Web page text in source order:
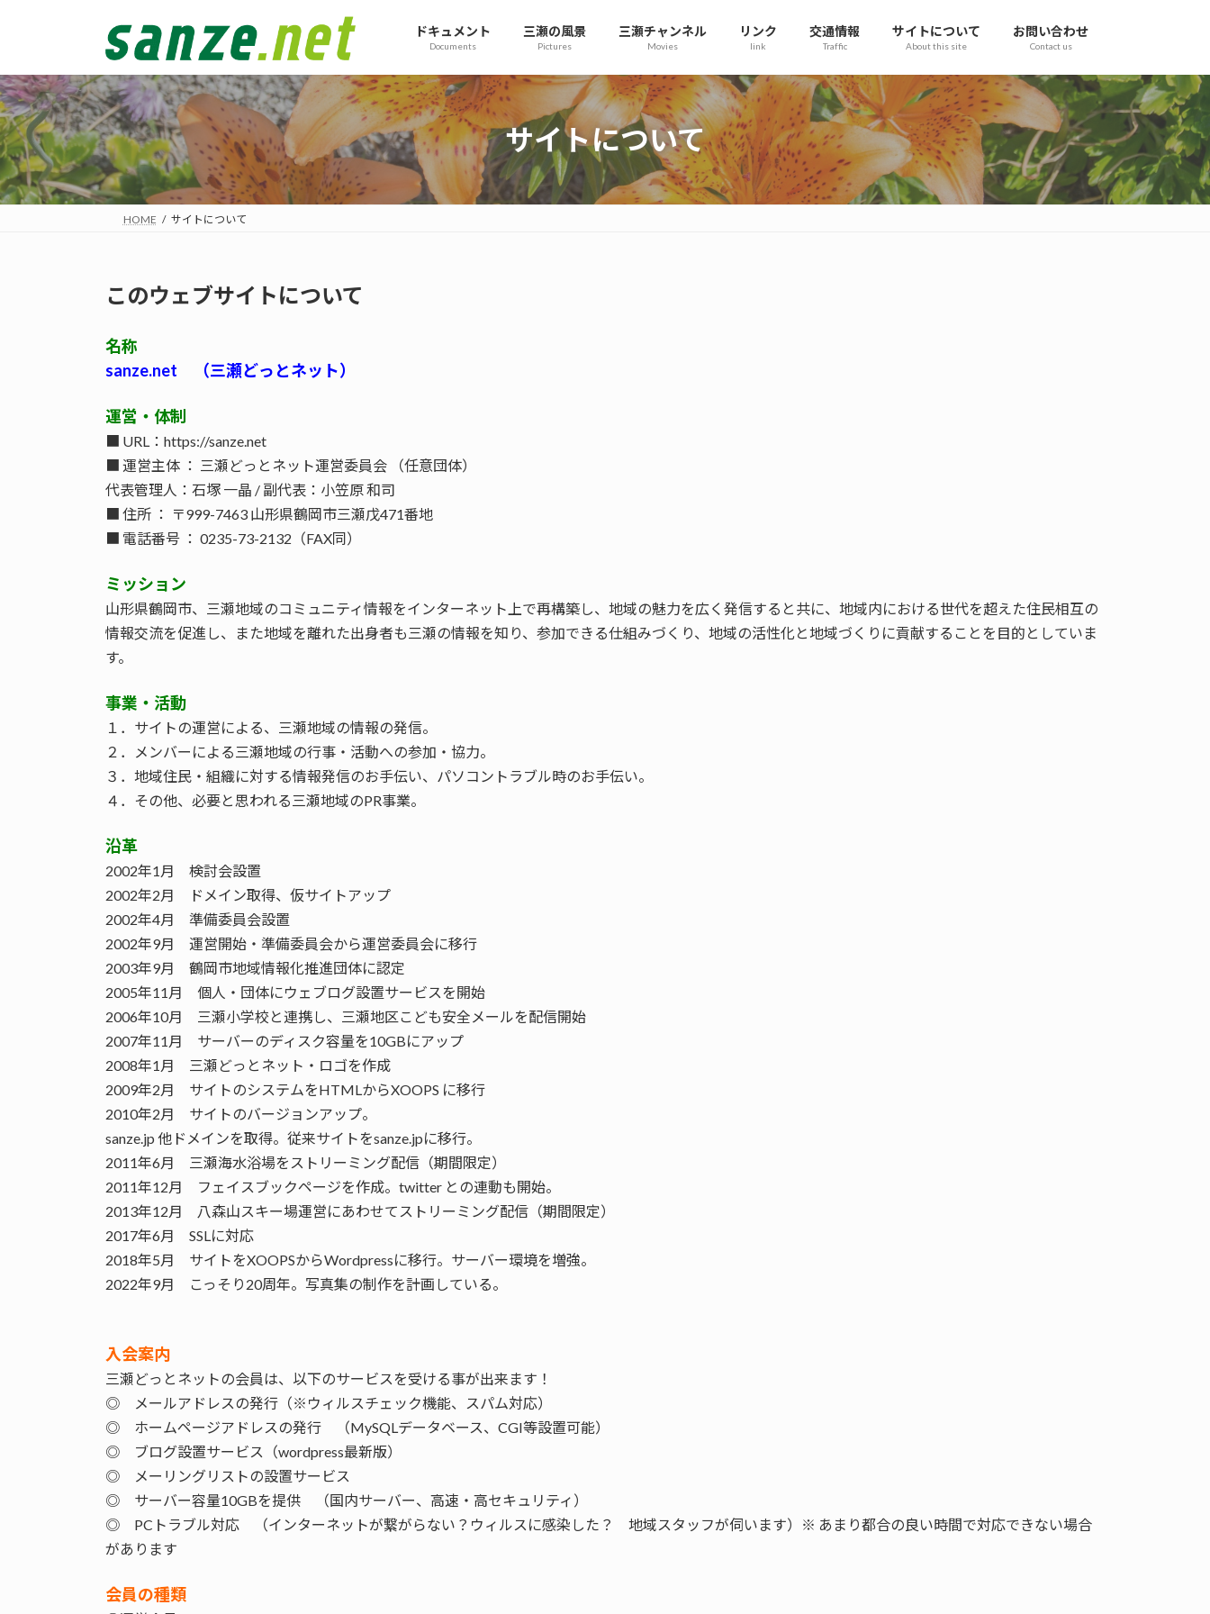
ン
ツ
へ
ス
キ
ッ
プ
ー
シ
ョ
ン
に
移
動
ドキュメント
Documents
三瀬の風景
Pictures
三瀬チャンネル
Movies
リンク
link
交通情報
Traffic
サイトについて
About this site
お問い合わせ
Contact us
サイトについて
HOME サイトについて
このウェブサイトについて
名称
sanze.net （三瀬どっとネット）
運営・体制
■ URL：https://sanze.net
■ 運営主体 ： 三瀬どっとネット運営委員会 （任意団体）
代表管理人：石塚 一晶 / 副代表：小笠原 和司
■ 住所 ： 〒999-7463 山形県鶴岡市三瀬戊471番地
■ 電話番号 ： 0235-73-2132（FAX同）
ミッション
山形県鶴岡市、三瀬地域のコミュニティ情報をインターネット上で再構築し、地域の魅力を広く発信すると共に、地域内における世代を超えた住民相互の
情報交流を促進し、また地域を離れた出身者も三瀬の情報を知り、参加できる仕組みづくり、地域の活性化と地域づくりに貢献することを目的としていま
す。
事業・活動
１．サイトの運営による、三瀬地域の情報の発信。
２．メンバーによる三瀬地域の行事・活動への参加・協力。
３．地域住民・組織に対する情報発信のお手伝い、パソコントラブル時のお手伝い。
４．その他、必要と思われる三瀬地域のPR事業。
沿革
2002年1月 検討会設置
2002年2月 ドメイン取得、仮サイトアップ
2002年4月 準備委員会設置
2002年9月 運営開始・準備委員会から運営委員会に移行
2003年9月 鶴岡市地域情報化推進団体に認定
2005年11月 個人・団体にウェブログ設置サービスを開始
2006年10月 三瀬小学校と連携し、三瀬地区こども安全メールを配信開始
2007年11月 サーバーのディスク容量を10GBにアップ
2008年1月 三瀬どっとネット・ロゴを作成
2009年2月 サイトのシステムをHTMLからXOOPS に移行
2010年2月 サイトのバージョンアップ。
sanze.jp 他ドメインを取得。従来サイトをsanze.jpに移行。
2011年6月 三瀬海水浴場をストリーミング配信（期間限定）
2011年12月 フェイスブックページを作成。twitter との連動も開始。
2013年12月 八森山スキー場運営にあわせてストリーミング配信（期間限定）
2017年6月 SSLに対応
2018年5月 サイトをXOOPSからWordpressに移行。サーバー環境を増強。
2022年9月 こっそり20周年。写真集の制作を計画している。
入会案内
三瀬どっとネットの会員は、以下のサービスを受ける事が出来ます！
◎ メールアドレスの発行（※ウィルスチェック機能、スパム対応）
◎ ホームページアドレスの発行 （MySQLデータベース、CGI等設置可能）
◎ ブログ設置サービス（wordpress最新版）
◎ メーリングリストの設置サービス
◎ サーバー容量10GBを提供 （国内サーバー、高速・高セキュリティ）
◎ PCトラブル対応 （インターネットが繋がらない？ウィルスに感染した？ 地域スタッフが伺います）※ あまり都合の良い時間で対応できない場合
があります
会員の種類